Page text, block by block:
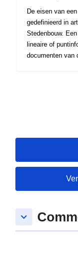
De eisen van
gedefinieerd in
Stedenbouw.
lineaire of
documenten van
keyboard_arrow_down